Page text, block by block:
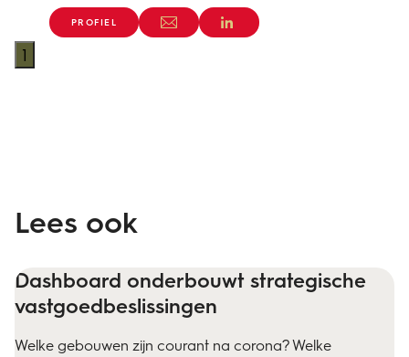
PROFIEL
1
Lees ook
Dashboard onderbouwt strategische
vastgoedbeslissingen
Welke gebouwen zijn courant na corona? Welke